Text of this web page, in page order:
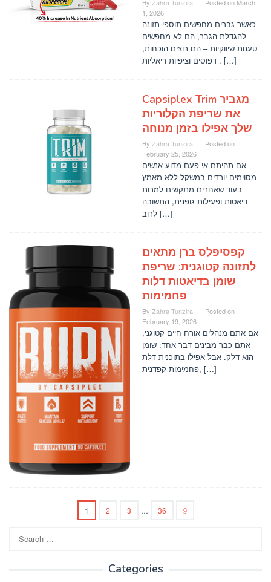
By Zahra Tunzira Posted on March
1, 2026
כאשר גברים מחפשים תוספי תזונה
להגדלת הגבר, הם לא מחפשים
טענות שיווקיות – הם רוצים הוכחות,
דפוסים וציפיות ריאליות . […]
Capsiplex Trim מגביר
את שריפת הקלוריות
שלך אפילו בזמן מנוחה
By Zahra Tunzira
Posted on
February 25, 2026
אם תהיתם אי פעם מדוע אנשים
מסוימים יורדים במשקל ללא מאמץ
בעוד שאחרים מתקשים למרות
דיאטות ופעילות גופנית, התשובה
לרוב […]
קפסיפלס ברן מתאים
לתזונה קטוגנית: שריפת
שומן בדיאטות דלות
פחמימות
By Zahra Tunzira
Posted on
February 19, 2026
אם אתם מנהלים אורח חיים קטוגני,
אתם כבר מבינים דבר אחד: שומן
הוא דלק. אבל אפילו בתוכנית דלת
פחמימות קפדנית, […]
1 2 3 … 36
for:
Categories